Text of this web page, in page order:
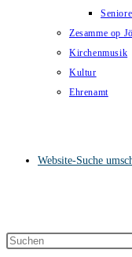
Zesamme op
Kirchenmusik
Kultur
Ehrenamt
Website-Suche